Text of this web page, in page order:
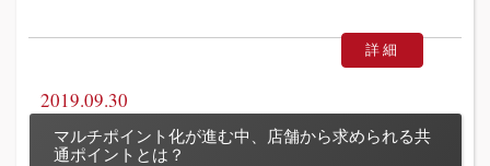
詳細
2019.09.30
マルチポイント化が進む中、店舗から求められる共
通ポイントとは？